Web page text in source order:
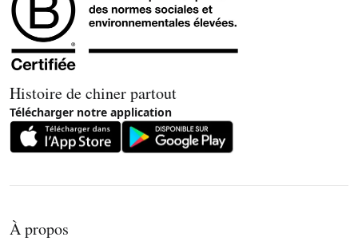
Histoire de chiner partout
Télécharger notre application
À propos